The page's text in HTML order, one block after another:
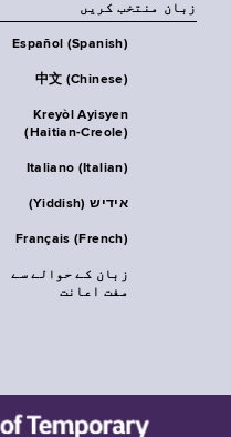
زبان منتخب کریں
Español (Spanish)
中文 (Chinese)
Kreyòl Ayisyen
(Haitian-Creole)
Italiano (Italian)
אידיש (Yiddish)
Français (French)
زبان کے حوالے سے
مفت اعانت